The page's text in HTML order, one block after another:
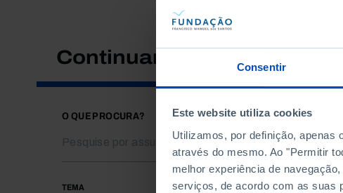
Consentir
Este website utiliza cookies
Utilizamos, por definição, apenas
através do mesmo. Ao "Permitir
melhor experiência de
serviços, de acordo com as suas
Continuar a pesquisar
O QUE PROCURA?
TEMA